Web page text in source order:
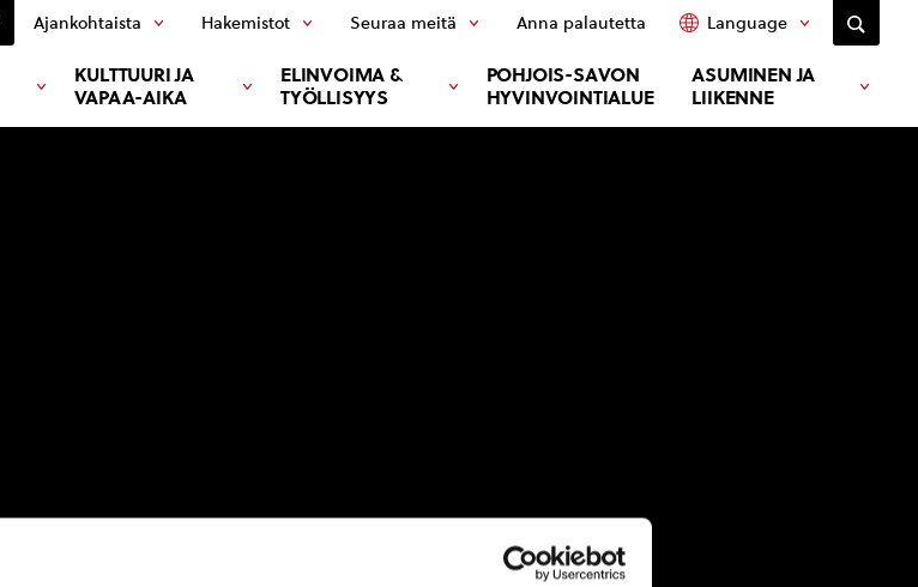
KULTTUURI JA
VAPAA-AIKA
ELINVOIMA &
TYÖLLISYYS
POHJOIS-SAVON
HYVINVOINTIALUE
ASUMINEN JA
LIIKENNE
Ajankohtaista Hakemistot Seuraa meitä Anna palautetta Language